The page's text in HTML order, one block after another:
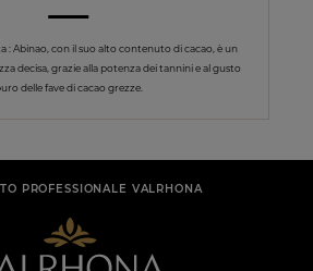
: Abinao, con il suo alto contenuto di cacao, è un
decisa, grazie alla potenza dei tannini e al gusto
delle fave di cacao grezze.
PROFESSIONALE VALRHONA